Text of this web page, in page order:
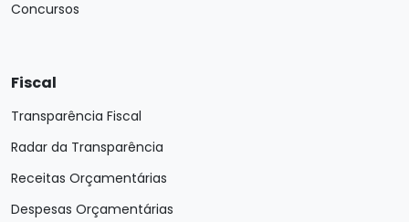
Concursos
Fiscal
Transparência Fiscal
Radar da Transparência
Receitas Orçamentárias
Despesas Orçamentárias